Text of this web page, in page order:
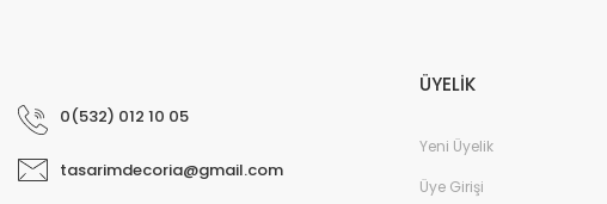
0(532) 012 10 05
tasarimdecoria@gmail.com
ÜYELİK
Yeni Üyelik
Üye Girişi